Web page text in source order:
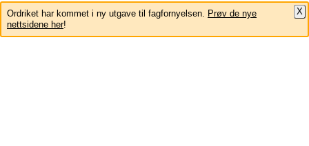
Ordriket har kommet i ny utgave til fagfornyelsen. Prøv de nye
nettsidene her!
X